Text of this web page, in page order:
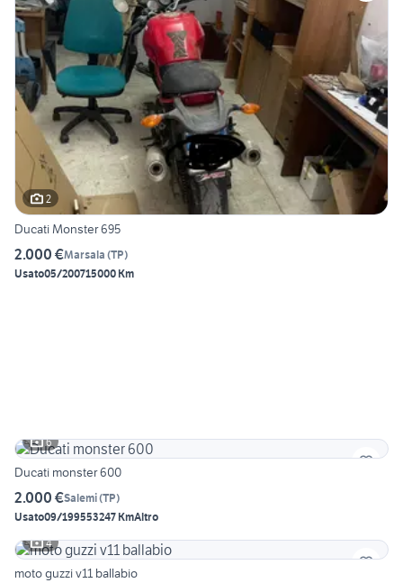
2
Ducati Monster 695
2.000 €Marsala (TP)
Usato05/200715000 Km
6
Ducati monster 600
2.000 €Salemi(TP)
Usato09/199553247 KmAltro
4
moto guzzi v11 ballabio